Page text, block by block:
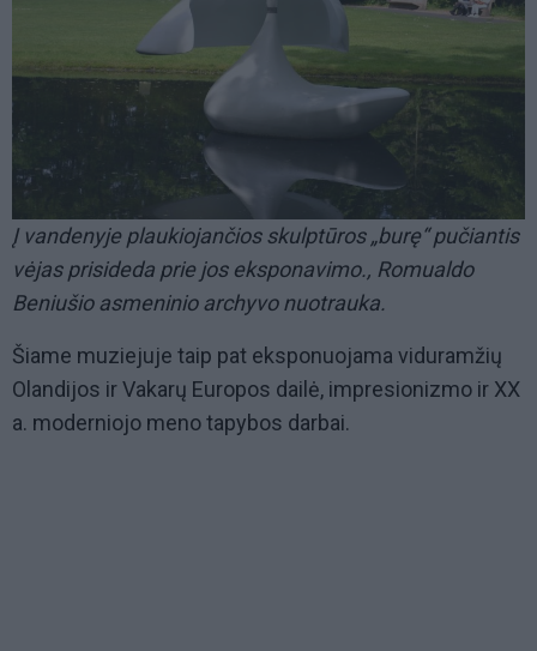
Į vandenyje plaukiojančios skulptūros „burę“ pučiantis
vėjas prisideda prie jos eksponavimo., Romualdo
Beniušio asmeninio archyvo nuotrauka.
Šiame muziejuje taip pat eksponuojama viduramžių
Olandijos ir Vakarų Europos dailė, impresionizmo ir XX
a. moderniojo meno tapybos darbai.